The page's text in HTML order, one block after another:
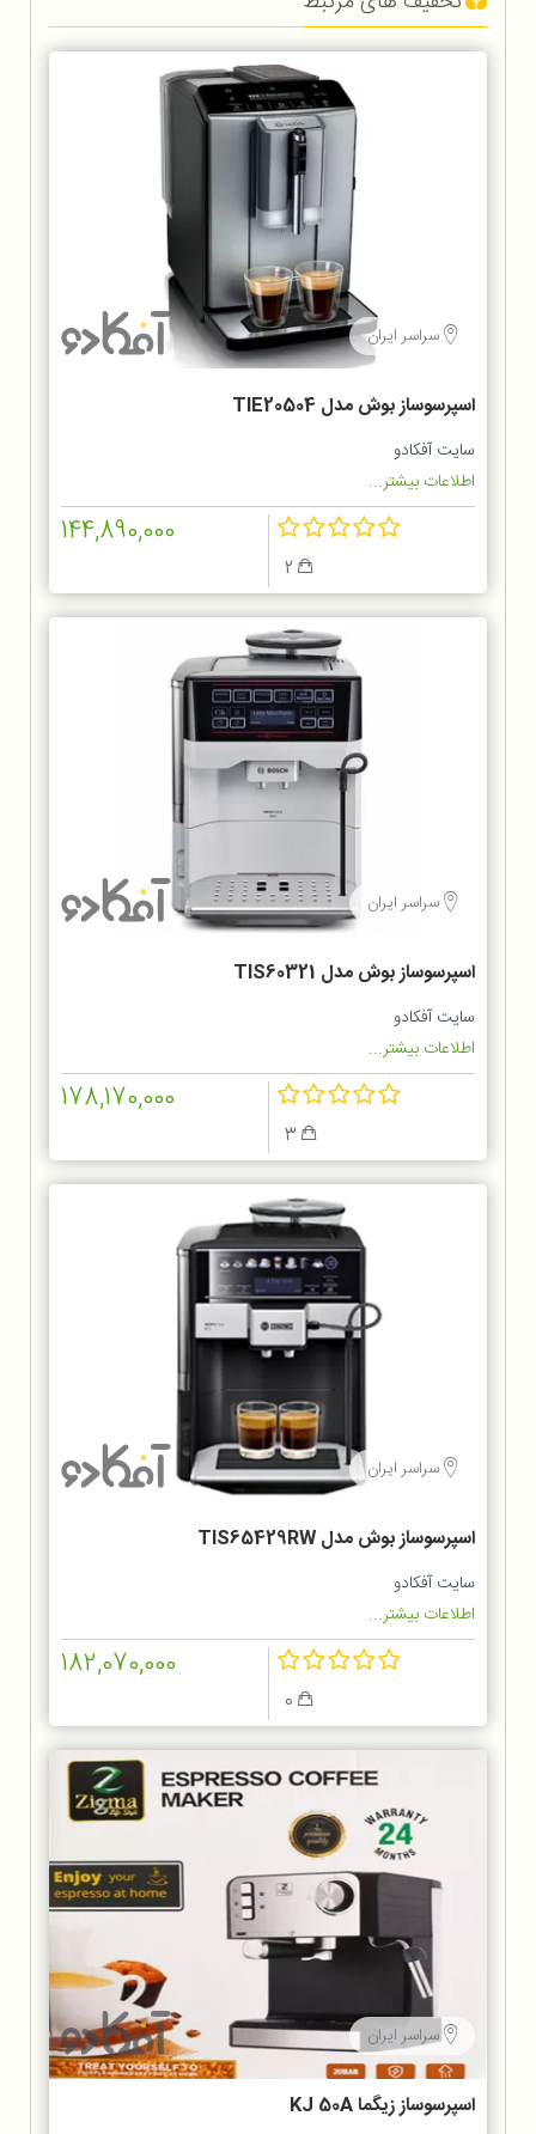
سراسر ایران
اسپرسوساز بوش مدل TIE20504
سایت آفکادو
اطلاعات بیشتر...
144,890,000
سراسر ایران
اسپرسوساز بوش مدل TIS60321
سایت آفکادو
اطلاعات بیشتر...
178,170,000
سراسر ایران
اسپرسوساز بوش مدل TIS65429RW
سایت آفکادو
اطلاعات بیشتر...
182,070,000
سراسر ایران
اسپرسوساز زیگما KJ 50A